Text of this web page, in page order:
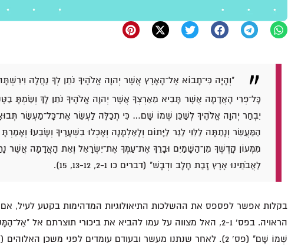
"וְהָיָה כִּי־תָבוֹא אֶל־הָאָרֶץ אֲשֶׁר יְהוָה אֱלֹהֶיךָ נֹתֵן לְךָ נַחֲלָה
כָּל־פְּרִי הָאֲדָמָה אֲשֶׁר תָּבִיא מֵאַרְצְךָ אֲשֶׁר יְהוָה אֱלֹהֶיךָ נֹתֵן לָךְ וְשַׂמְתָּ
יִבְחַר יְהוָה אֱלֹהֶיךָ לְשַׁכֵּן שְׁמוֹ שָׁם… כִּי תְכַלֶּה לַעְשֵׂר אֶת־כָּל־מַעְשַׂר
הַמַּעֲשֵׂר וְנָתַתָּה לַלֵּוִי לַגֵּר לַיָּתוֹם וְלָאַלְמָנָה וְאָכְלוּ בִשְׁעָרֶיךָ וְשָׂבֵעוּ׃
מִמְּעוֹן קָדְשְׁךָ מִן־הַשָּׁמַיִם וּבָרֵךְ אֶת־עַמְּךָ אֶת־יִשְׂרָאֵל וְאֵת הָאֲדָמָה אֲשֶׁר
לַאֲבֹתֵינוּ אֶרֶץ זָבַת חָלָב וּדְבָשׁ" (דברים כו 2-1, 13-12, 15).
בקלות אפשר לפספס את ההשלכות התיאולוגיות המדהימות בקטע לעיל,
הראויה. בפס' 2-1, האל מצווה על עמו להביא את ביכורי תוצרתם אל